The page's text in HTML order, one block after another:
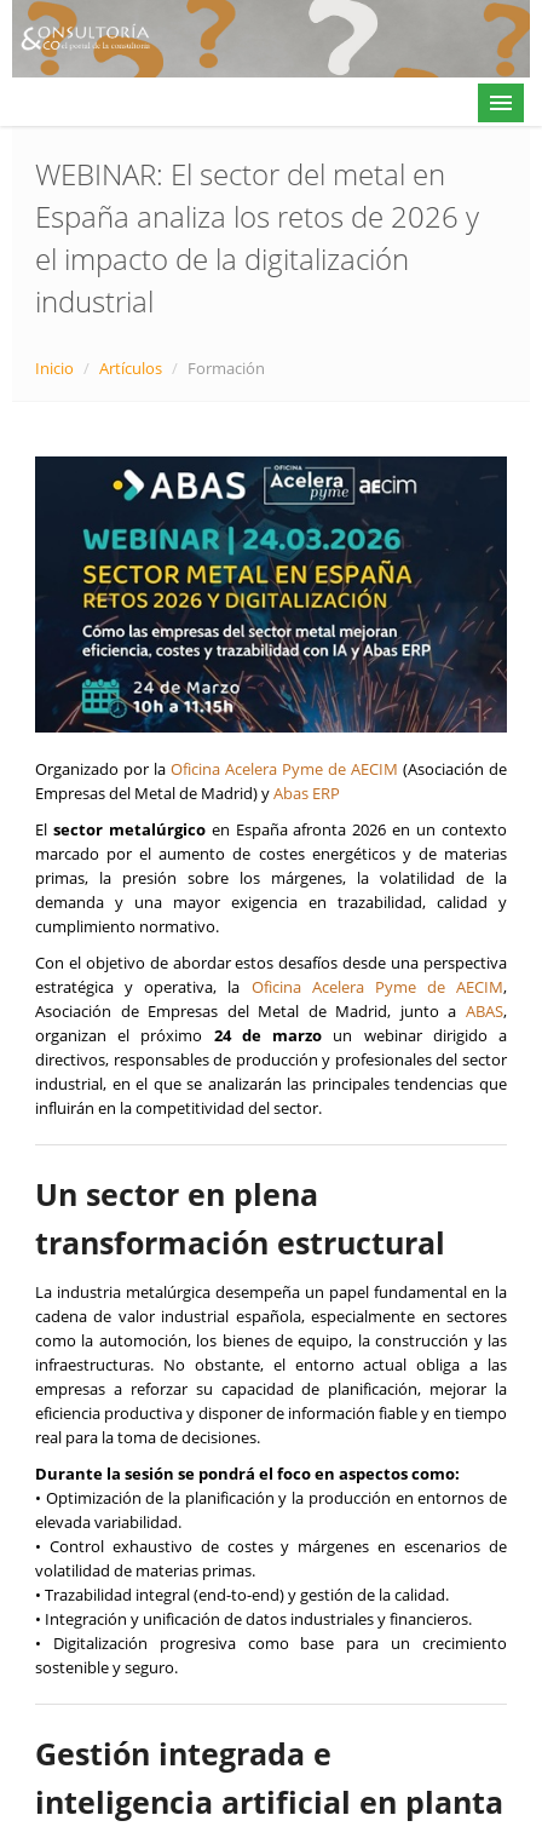
Actualidad
Directorio
Alta en directorio / Log in
Contacto
WEBINAR: El sector del metal en
España analiza los retos de 2026 y
el impacto de la digitalización
industrial
Inicio / Artículos / Formación
Organizado por la Oficina Acelera Pyme de AECIM (Asociación de
Empresas del Metal de Madrid) yAbas ERP
El sector metalúrgicoen España afronta 2026 en un contexto
marcado por el aumento de costes energéticos y de materias
primas, la presión sobre los márgenes, la volatilidad de la
demanda y una mayor exigencia en trazabilidad, calidad y
cumplimiento normativo.
Con el objetivo de abordar estos desafíos desde una perspectiva
estratégica y operativa, la Oficina Acelera Pyme de AECIM,
Asociación de Empresas del Metal de Madrid, junto a ABAS,
organizan el próximo 24 de marzo un webinar dirigido a
directivos, responsables de producción y profesionales del sector
industrial, en el que se analizarán las principales tendencias que
influirán en la competitividad del sector.
Un sector en plena
transformación estructural
La industria metalúrgica desempeña un papel fundamental en la
cadena de valor industrial española, especialmente en sectores
como la automoción, los bienes de equipo, la construcción y las
infraestructuras. No obstante, el entorno actual obliga a las
empresas a reforzar su capacidad de planificación, mejorar la
eficiencia productiva y disponer de información fiable y en tiempo
real para la toma de decisiones.
Durante la sesión se pondrá el foco en aspectos como:
• Optimización de la planificación y la producción en entornos de
elevada variabilidad.
• Control exhaustivo de costes y márgenes en escenarios de
volatilidad de materias primas.
• Trazabilidad integral (end-to-end) y gestión de la calidad.
• Integración y unificación de datos industriales y financieros.
• Digitalización progresiva como base para un crecimiento
sostenible y seguro.
Gestión integrada e
inteligencia artificial en planta